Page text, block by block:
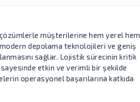
müşterilerine hem yerel hem
depolama teknolojileri ve geniş
sağlar. Lojistik sürecinin kritik
etkin ve verimli bir şekilde
operasyonel başarılarına katkıda